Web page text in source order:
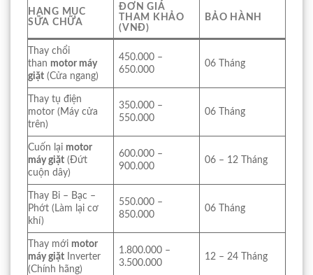
HẠNG MỤC
SỬA CHỮA
ĐƠN GIÁ
THAM KHẢO
(VNĐ)
BẢO HÀNH
Thay chổi
than motor máy
giặt (Cửa ngang)
450.000 –
650.000
06 Tháng
Thay tụ điện
motor (Máy cửa
trên)
350.000 –
550.000
06 Tháng
Cuốn lại motor
máy giặt (Đứt
cuộn dây)
600.000 –
900.000
06 – 12 Tháng
Thay Bi – Bạc –
Phớt (Làm lại cơ
khí)
550.000 –
850.000
06 Tháng
Thay mới motor
máy giặt Inverter
(Chính hãng)
1.800.000 –
3.500.000
12 – 24 Tháng